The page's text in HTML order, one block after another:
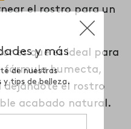
el rostro para un
es que es ideal para
fórmula humecta,
dejándote el rostro
acabado natural.